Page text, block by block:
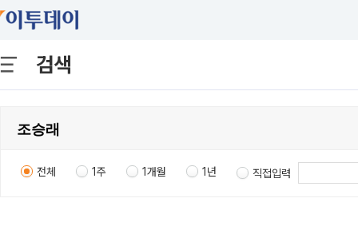
검색
전체 1주 1개월 1년 직접입력